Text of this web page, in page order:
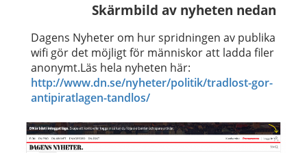
Skärmbild av nyheten nedan
Dagens Nyheter om hur spridningen av publika
wifi gör det möjligt för människor att ladda filer
anonymt.Läs hela nyheten här:
http://www.dn.se/nyheter/politik/tradlost-gor-
antipiratlagen-tandlos/